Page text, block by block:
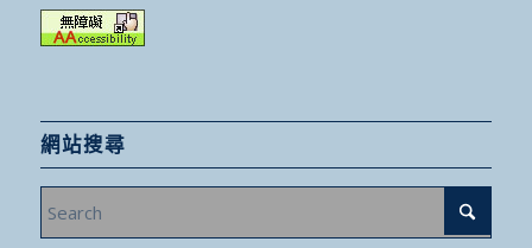
網站搜尋